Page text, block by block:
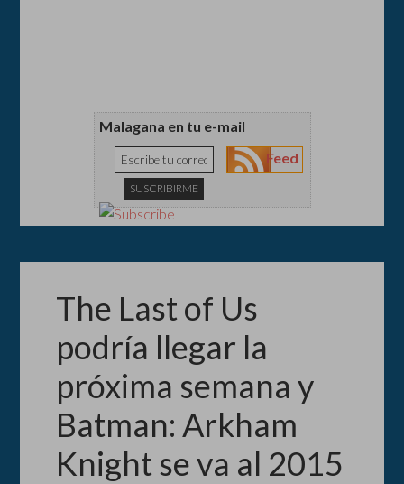
Malagana en tu e-mail
Feed
The Last of Us
podría llegar la
próxima semana y
Batman: Arkham
Knight se va al 2015